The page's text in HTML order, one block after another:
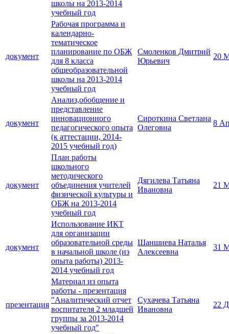
школы на 2013-2014
учебный год
документ
Рабочая программа и
календарно-
тематическое
планирование по ОБЖ
для 8 класса
общеобразовательной
школы на 2013-2014
учебный год
Смоленков Дмитрий
Юрьевич
20
документ
Анализ,обобщение и
представление
инновационного
педагогического опыта
(к аттестации, 2014-
2015 учебный год)
Сироткина Светлана
Олеговна
8
документ
План работы
школьного
методического
объединения учителей
физической культуры и
ОБЖ на 2013-2014
учебный год
Дягилева Татьяна
Ивановна
21
документ
Использование ИКТ
для организации
образовательной среды
в начальной школе (из
опыта работы) 2013-
2014 учебный год
Шаншиева Наталья
Алексеевна
31
презентация
Материал из опыта
работы - презентация
"Аналитический отчет
воспитателя 2 младшей
группы за 2013-2014
учебный год"
Сухачева Татьяна
Ивановна
22